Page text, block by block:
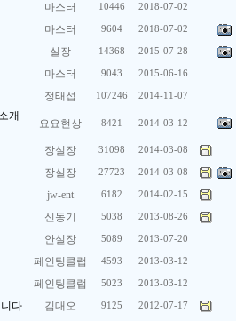
마스터 10446 2018-07-02
마스터 9604 2018-07-02
실장 14368 2015-07-28
마스터 9043 2015-06-16
정태섭 107246 2014-11-07
개
요요현상 8421 2014-03-12
장실장 31098 2014-03-08
장실장 27723 2014-03-08
jw-ent 6182 2014-02-15
신동기 5038 2013-08-26
안실장 5089 2013-07-20
페인팅클럽 4593 2013-03-12
페인팅클럽 5023 2013-03-12
다. 김대오 9125 2012-07-17